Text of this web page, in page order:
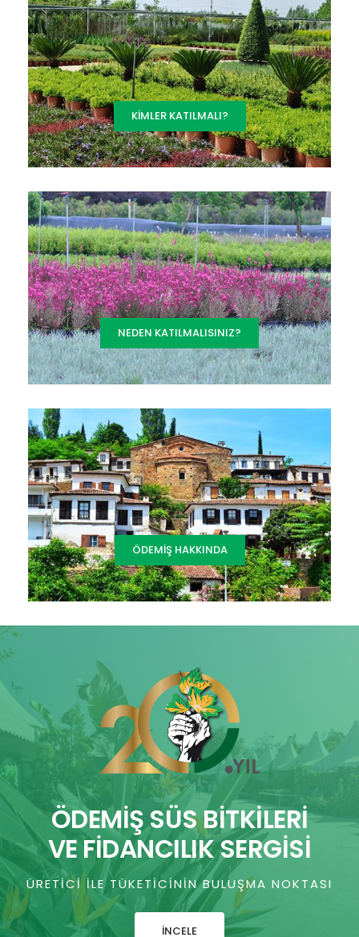
KIMLER KATILMALI?
NEDEN KATILMALISINIZ?
ÖDEMIŞ HAKKINDA
ÖDEMİŞ SÜS BİTKİLERİ
VE FİDANCILIK SERGİSİ
ÜRETICI ILE TÜKETICININ BULUŞMA NOKTASI
İNCELE